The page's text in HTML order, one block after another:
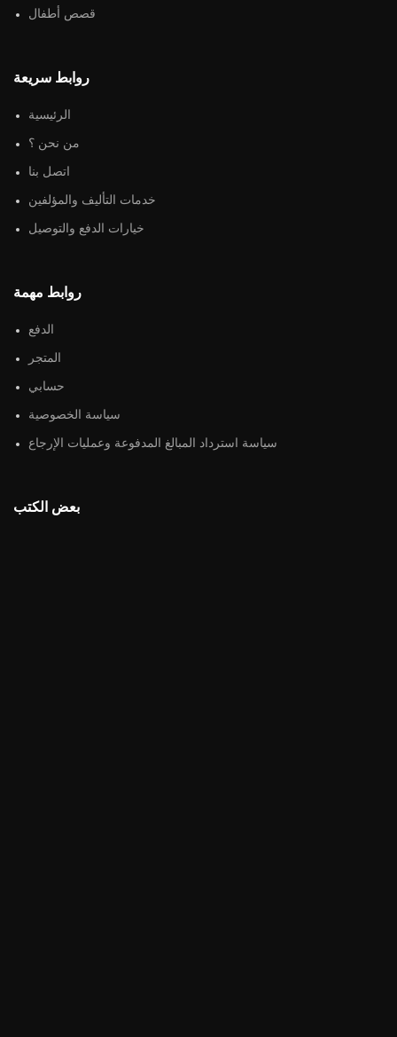
قصص أطفال
روابط سريعة
الرئيسية
من نحن ؟
اتصل بنا
خدمات التأليف والمؤلفين
خيارات الدفع والتوصيل
روابط مهمة
الدفع
المتجر
حسابي
سياسة الخصوصية
سياسة استرداد المبالغ المدفوعة وعمليات الإرجاع
بعض الكتب